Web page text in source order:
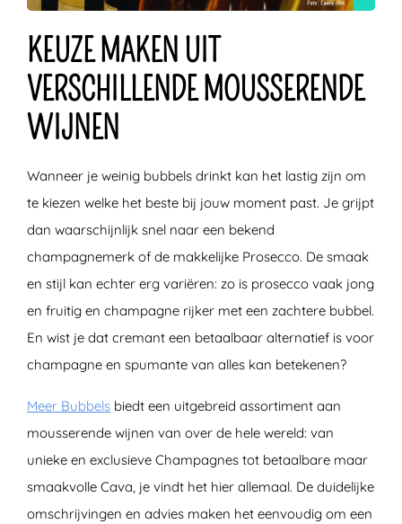
KEUZE MAKEN UIT
VERSCHILLENDE MOUSSERENDE
WIJNEN
Wanneer je weinig bubbels drinkt kan het lastig zijn om
te kiezen welke het beste bij jouw moment past. Je grijpt
dan waarschijnlijk snel naar een bekend
champagnemerk of de makkelijke Prosecco. De smaak
en stijl kan echter erg variëren: zo is prosecco vaak jong
en fruitig en champagne rijker met een zachtere bubbel.
En wist je dat cremant een betaalbaar alternatief is voor
champagne en spumante van alles kan betekenen?
Meer Bubbels biedt een uitgebreid assortiment aan
mousserende wijnen van over de hele wereld: van
unieke en exclusieve Champagnes tot betaalbare maar
smaakvolle Cava, je vindt het hier allemaal. De duidelijke
omschrijvingen en advies maken het eenvoudig om een